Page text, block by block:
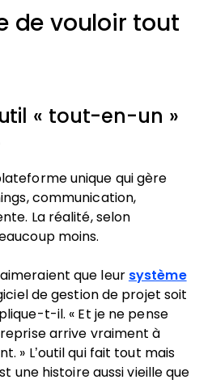
de vouloir tout
« tout-en-un »
unique qui gère
communication,
La réalité, selon
moins.
que leur système
de gestion de projet soit
t-il. « Et je ne pense
arrive vraiment à
» L’outil qui fait tout mais
une histoire aussi vieille que